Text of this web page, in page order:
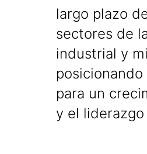
largo plazo
sectores de
industrial y
para un
y el